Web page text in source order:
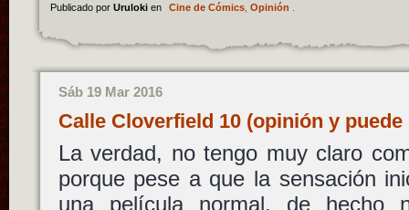
Publicado por Uruloki en Cine de Cómics, Opinión
Sáb 19 Mar 2016
Calle Cloverfield 10 (opinión y
La verdad, no tengo muy claro
porque pese a que la sensación
una película normal, de hecho